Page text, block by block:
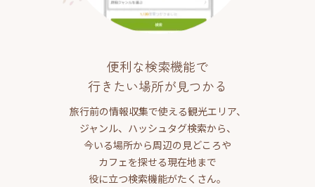
便利な検索機能で
行きたい場所が見つかる
旅行前の情報収集で使える観光エリア、
ジャンル、ハッシュタグ検索から、
今いる場所から周辺の見どころや
カフェを探せる現在地まで
役に立つ検索機能がたくさん。